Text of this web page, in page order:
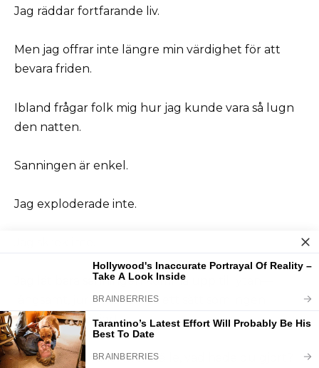
Jag räddar fortfarande liv.
Men jag offrar inte längre min värdighet för att
bevara friden.
Ibland frågar folk mig hur jag kunde vara så lugn
den natten.
Sanningen är enkel.
Jag exploderade inte.
Jag lät bara sanningen komma upp till ytan—
långsamt, juridiskt och på ett sätt som ingen
kunde göra ogjort.
Om du hade varit i mitt ställe, vad hade du gjort?